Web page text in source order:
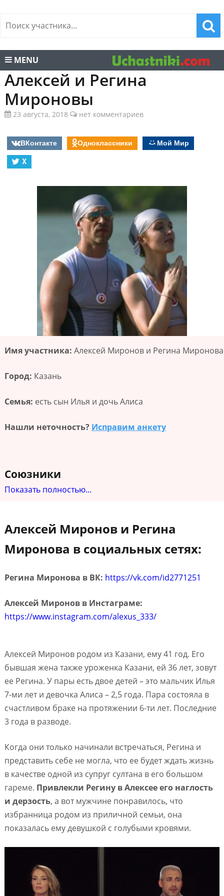
MENU
Алексей и Регина
Мироновы
23 августа, 2018 нет комментариев
ВКонтакте Одноклассники
Мой Мир
X
Имя участника: Алексей Миронов и Регина Миронова
Город: Казань
Семья: есть сын Илья и дочь Алиса
Нашли неточность? Исправим анкету
Союзники
Показать полностью...
Алексей Миронов и Регина
Миронова в социальных сетях:
Регина Миронова в ВК: https://vk.com/id2771251
Алексей Миронов в Инстаграме:
https://www.instagram.com/alexus_333/
Алексей Миронов родом из Казани, ему 41 год. Его
бывшая жена также уроженка Казани, ей 36 лет, зовут
ее Регина. У пары есть двое детей – это мальчик Илья
7-ми лет и девочка Алиса – 2,5 года. Пара состояла в
счастливом браке на протяжении 6-ти лет. Последние
3 года в разводе.
Когда они только начинали встречаться, Регина и
представить себе не могла, что ее будет ждать жизнь
в качестве одной из супруг султана в его большом
гареме. Привлекли Регину в Алексее его наглость
и дерзость, а вот мужчине понравилось, что
избранница родом из приличной семьи, она
показалась ему девушкой с голубыми кровями.